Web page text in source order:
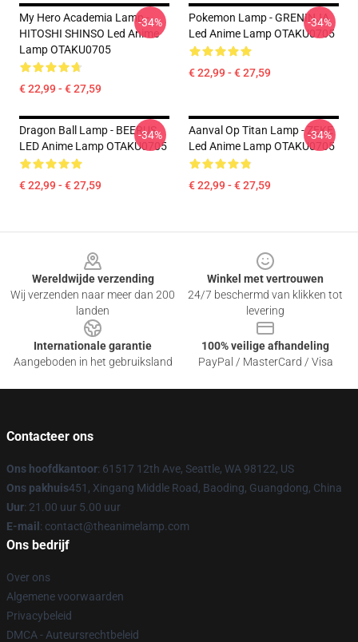
My Hero Academia Lamp -
HITOSHI SHINSO Led Anime
Lamp OTAKU0705
€ 22,99 - € 27,59
-34%
Pokemon Lamp - GRENINJA
Led Anime Lamp OTAKU0705
€ 22,99 - € 27,59
-34%
Dragon Ball Lamp - BEERUS
LED Anime Lamp OTAKU0705
€ 22,99 - € 27,59
-34%
Aanval Op Titan Lamp - ZEKE
Led Anime Lamp OTAKU0705
€ 22,99 - € 27,59
-34%
Wereldwijde verzending
Wij verzenden naar meer dan 200
landen
Winkel met vertrouwen
24/7 beschermd van klikken tot
levering
Internationale garantie
Aangeboden in het gebruiksland
100% veilige afhandeling
PayPal / MasterCard / Visa
Contacteer ons
Ons hoofdkantoor: 61517 12th Ave, Seattle, WA 98122, US
Ons pakhuis451, Xingang Middle Road, Baoding, Guangdong, China
Uur: 21.00 uur 5.00 uur
E-mail : contact@theanimelamp.com
Ons bedrijf
Over ons
Algemene voorwaarden
Privacybeleid
DMCA - Auteursrechtbeleid